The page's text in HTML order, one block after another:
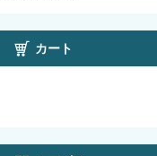
カート